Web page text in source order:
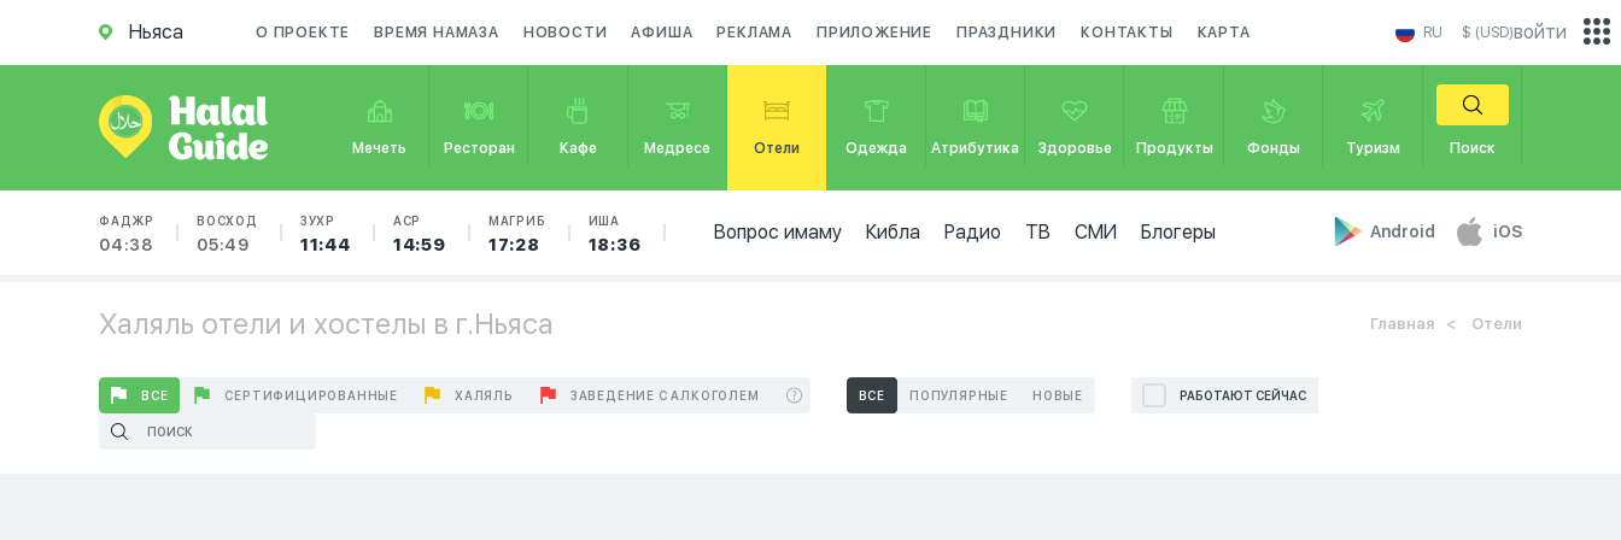
Ньяса О ПРОЕКТЕ ВРЕМЯ НАМАЗА НОВОСТИ АФИША РЕКЛАМА ПРИЛОЖЕНИЕ ПРАЗДНИКИ КОНТАКТЫ КАРТА RU $ (USD)
Мечеть Ресторан Кафе Медресе Отели Одежда Атрибутика Здоровье Продукты Фонды Туризм Поиск
ФАДЖР
04:38
ВОСХОД
05:49
ЗУХР
11:44
АСР
14:59
МАГРИБ
17:28
ИША
18:36
Вопрос имаму Кибла Радио ТВ СМИ Блогеры Android iOS
войти
Халяль отели и хостелы в г.Ньяса Главная Отели
ВСЕ СЕРТИФИЦИРОВАННЫЕ ХАЛЯЛЬ ЗАВЕДЕНИЕ С АЛКОГОЛЕМ ВСЕ ПОПУЛЯРНЫЕ НОВЫЕ РАБОТАЮТ СЕЙЧАС